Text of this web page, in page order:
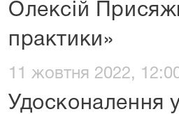
Олексій
практики»
11 жовтня 2022,
Удосконалення